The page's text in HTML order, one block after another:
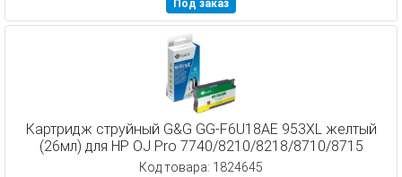
Под заказ
Картридж струйный G&G GG-F6U18AE 953XL желтый
(26мл) для HP OJ Pro 7740/8210/8218/8710/8715
Код товара: 1824645